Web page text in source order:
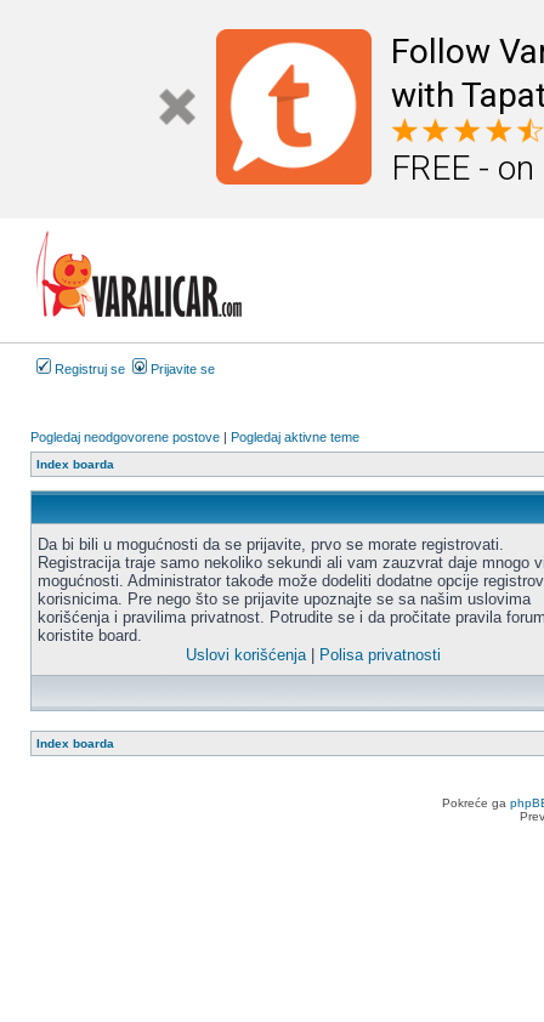
Follow
with
FREE -
Registruj se Prijavite se
Pogledaj neodgovorene postove | Pogledaj aktivne teme
Index boarda
Da bi bili u mogućnosti da se prijavite, prvo se morate registrovati.
Registracija traje samo nekoliko sekundi ali vam zauzvrat daje mnogo
mogućnosti. Administrator takođe može dodeliti dodatne opcije
korisnicima. Pre nego što se prijavite upoznajte se sa našim uslovima
korišćenja i pravilima privatnost. Potrudite se i da pročitate pravila
koristite board.
Uslovi korišćenja| Polisa privatnosti
Index boarda
Pokreće ga